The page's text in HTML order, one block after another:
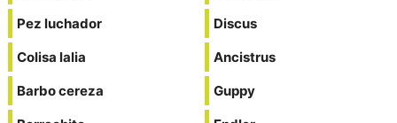
Pez luchador
Colisa lalia
Barbo cereza
Discus
Ancistrus
Guppy